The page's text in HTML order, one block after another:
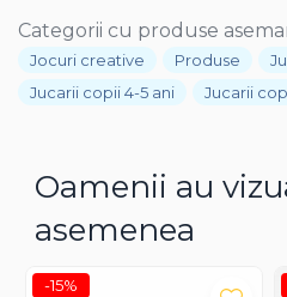
Categorii cu produse
Jocuri creative Produse
Jucarii copii 4-5 ani
Jucarii
Oamenii au
asemenea
-15%